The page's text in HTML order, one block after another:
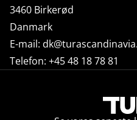
3460 Birkerød
Danmark
E-mail:
Telefon: +45 48 18 78 81